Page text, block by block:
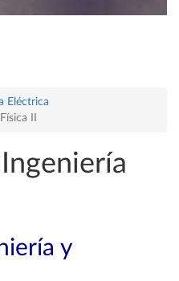
Eléctrica
Física II
y